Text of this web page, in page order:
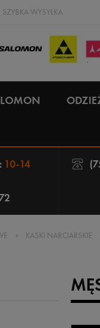
SZYBKA WYSYŁKA
10-14
» KASKI NARCIARSKIE